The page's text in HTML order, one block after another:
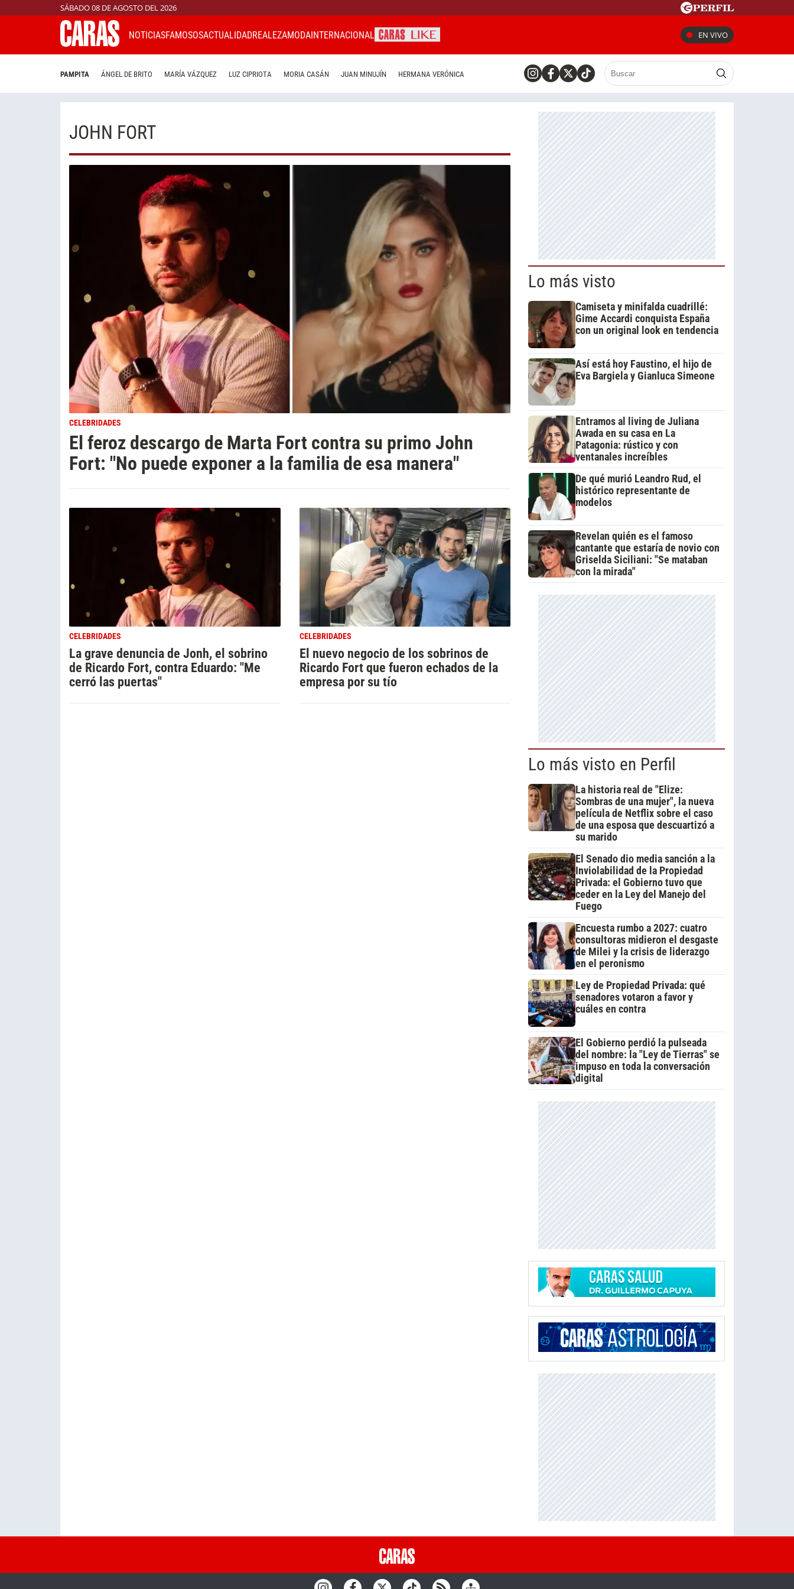
SÁBADO 08 DE AGOSTO DEL 2026
NOTICIASFAMOSOSACTUALIDADREALEZAMODAINTERNACIONAL EN VIVO
PAMPITA ÁNGEL DE BRITO MARÍA VÁZQUEZ LUZ CIPRIOTA MORIA CASÁN JUAN MINUJÍN HERMANA VERÓNICA
JOHN FORT
CELEBRIDADES
El feroz descargo de Marta Fort contra su primo John
Fort: "No puede exponer a la familia de esa manera"
CELEBRIDADES
La grave denuncia de Jonh, el sobrino
de Ricardo Fort, contra Eduardo: "Me
cerró las puertas"
CELEBRIDADES
El nuevo negocio de los sobrinos de
Ricardo Fort que fueron echados de la
empresa por su tío
Lo más visto
Camiseta y minifalda cuadrillé:
Gime Accardi conquista España
con un original look en tendencia
Así está hoy Faustino, el hijo de
Eva Bargiela y Gianluca Simeone
Entramos al living de Juliana
Awada en su casa en La
Patagonia: rústico y con
ventanales increíbles
De qué murió Leandro Rud, el
histórico representante de
modelos
Revelan quién es el famoso
cantante que estaría de novio con
Griselda Siciliani: "Se mataban
con la mirada"
Lo más visto en Perfil
La historia real de "Elize:
Sombras de una mujer", la nueva
película de Netflix sobre el caso
de una esposa que descuartizó a
su marido
El Senado dio media sanción a la
Inviolabilidad de la Propiedad
Privada: el Gobierno tuvo que
ceder en la Ley del Manejo del
Fuego
Encuesta rumbo a 2027: cuatro
consultoras midieron el desgaste
de Milei y la crisis de liderazgo
en el peronismo
Ley de Propiedad Privada: qué
senadores votaron a favor y
cuáles en contra
El Gobierno perdió la pulseada
del nombre: la "Ley de Tierras" se
impuso en toda la conversación
digital